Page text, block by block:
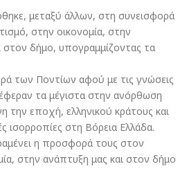
μεταξύ άλλων, στη συνεισφορά
στην οικονομία, στην
δήμο, υπογραμμίζοντας τα
των Ποντίων αφού με τις γνώσεις
τα μέγιστα στην ανόρθωση
την εποχή, ελληνικού κράτους και
ισορροπίες στη Βόρεια Ελλάδα.
η προσφορά τους στον
στην ανάπτυξη μας και στον δήμο